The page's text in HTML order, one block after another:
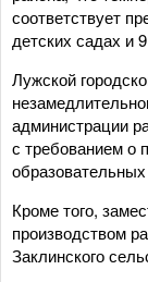
соответствует
детских садах и
Лужской
администрации
с требованием о
Кроме того,
производством
Заклинского